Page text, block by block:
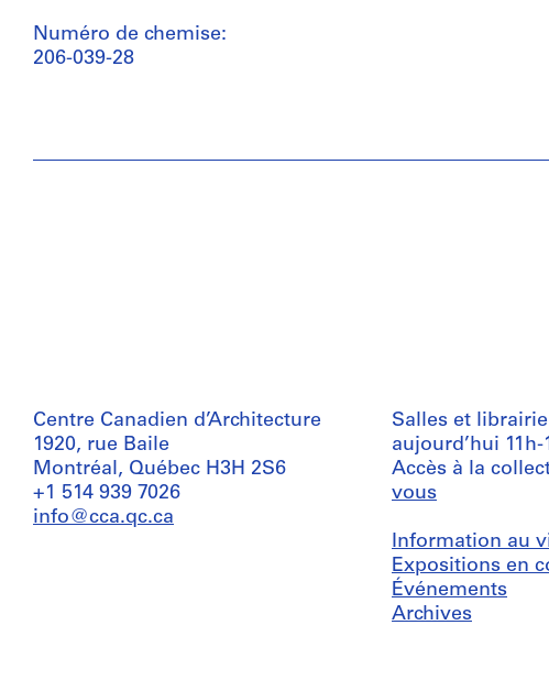
Numéro de chemise:
206-039-28
Centre Canadien d’Architecture
1920, rue Baile
Montréal, Québec H3H 2S6
+1 514 939 7026
info@cca.qc.ca
Salles et
aujourd’hui 11h-
Accès à la
vous
Information au
Expositions en
Événements
Archives